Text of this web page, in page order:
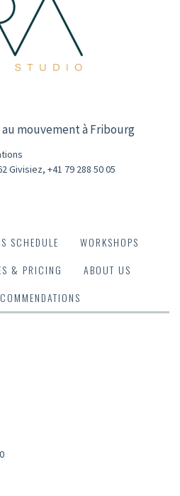
mouvement à Fribourg
Givisiez, +41 79 288 50 05
SCHEDULE
WORKSHOPS
& PRICING
ABOUT US